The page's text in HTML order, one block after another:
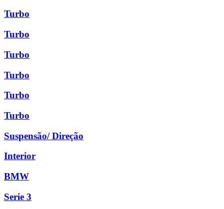
Turbo
Turbo
Turbo
Turbo
Turbo
Turbo
Suspensão/ Direção
Interior
BMW
Serie 3